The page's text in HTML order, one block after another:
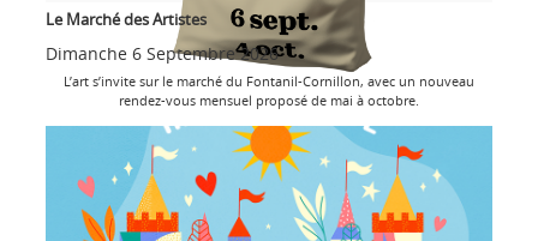
Le Marché des Artistes
Dimanche 6 Septembre 2026
L’art s’invite sur le marché du Fontanil-Cornillon, avec un nouveau
rendez-vous mensuel proposé de mai à octobre.